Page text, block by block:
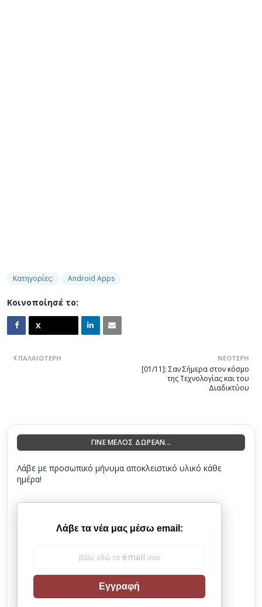
Κατηγορίες: Android Apps
Κοινοποίησέ το:
ΝΕΌΤΕΡΗ
[01/11]: Σαν Σήμερα στον κόσμο
της Τεχνολογίας και του
Διαδικτύου
ΠΑΛΑΙΌΤΕΡΗ
ΓΙΝΕ ΜΕΛΟΣ ΔΩΡΕΑΝ...
Λάβε με προσωπικό μήνυμα αποκλειστικό υλικό κάθε
ημέρα!
Λάβε τα νέα μας μέσω email:
Εγγραφή